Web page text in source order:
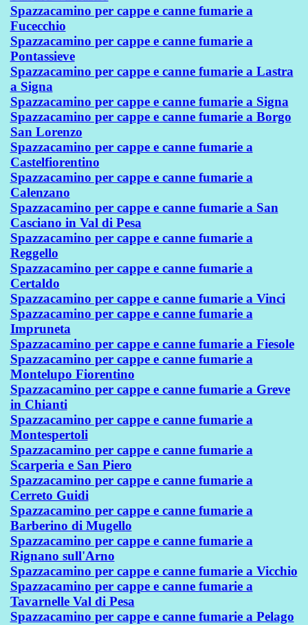
Spazzacamino per cappe e canne fumarie a
Fucecchio
Spazzacamino per cappe e canne fumarie a
Pontassieve
Spazzacamino per cappe e canne fumarie a Lastra
a Signa
Spazzacamino per cappe e canne fumarie a Signa
Spazzacamino per cappe e canne fumarie a Borgo
San Lorenzo
Spazzacamino per cappe e canne fumarie a
Castelfiorentino
Spazzacamino per cappe e canne fumarie a
Calenzano
Spazzacamino per cappe e canne fumarie a San
Casciano in Val di Pesa
Spazzacamino per cappe e canne fumarie a
Reggello
Spazzacamino per cappe e canne fumarie a
Certaldo
Spazzacamino per cappe e canne fumarie a Vinci
Spazzacamino per cappe e canne fumarie a
Impruneta
Spazzacamino per cappe e canne fumarie a Fiesole
Spazzacamino per cappe e canne fumarie a
Montelupo Fiorentino
Spazzacamino per cappe e canne fumarie a Greve
in Chianti
Spazzacamino per cappe e canne fumarie a
Montespertoli
Spazzacamino per cappe e canne fumarie a
Scarperia e San Piero
Spazzacamino per cappe e canne fumarie a
Cerreto Guidi
Spazzacamino per cappe e canne fumarie a
Barberino di Mugello
Spazzacamino per cappe e canne fumarie a
Rignano sull'Arno
Spazzacamino per cappe e canne fumarie a Vicchio
Spazzacamino per cappe e canne fumarie a
Tavarnelle Val di Pesa
Spazzacamino per cappe e canne fumarie a Pelago